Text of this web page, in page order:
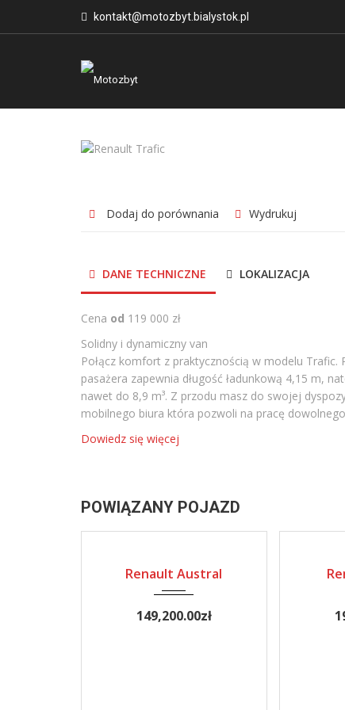
kontakt@motozbyt.bialystok.pl
Dodaj do porównania Wydrukuj
DANE TECHNICZNE LOKALIZACJA
Cena od 119 000 zł
Solidny i dynamiczny van
Połącz komfort z praktycznością w modelu
pasażera zapewnia długość ładunkową 4,15 m,
nawet do 8,9 m³. Z przodu masz do swojej
mobilnego biura która pozwoli na pracę
Dowiedz się więcej
POWIĄZANY POJAZD
Renault Austral
149,200.00zł